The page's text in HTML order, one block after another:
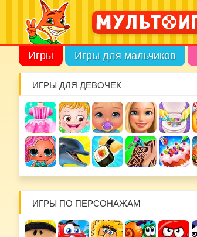
Игры Игры для мальчиков
ИГРЫ ДЛЯ ДЕВОЧЕК
ИГРЫ ПО ПЕРСОНАЖАМ